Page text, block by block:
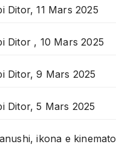
Ditor, 11 Mars 2025
Ditor , 10 Mars 2025
Ditor, 9 Mars 2025
Ditor, 5 Mars 2025
ikona e